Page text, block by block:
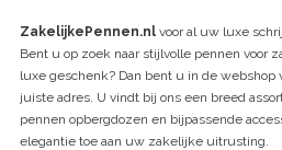
ZakelijkePennen.nl voor al uw luxe
Bent u op zoek naar stijlvolle pennen voor
luxe geschenk? Dan bent u in de
juiste adres. U vindt bij ons een breed
pennen opbergdozen en bijpassende
elegantie toe aan uw zakelijke uitrusting.